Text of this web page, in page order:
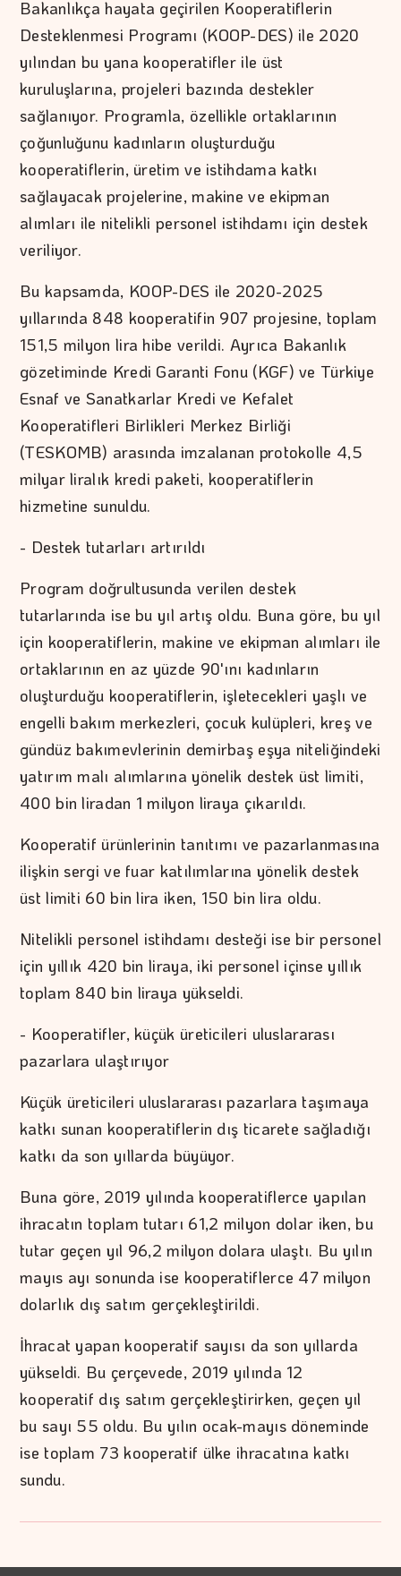
Bakanlıkça hayata geçirilen Kooperatiflerin
Desteklenmesi Programı (KOOP-DES) ile 2020
yılından bu yana kooperatifler ile üst
kuruluşlarına, projeleri bazında destekler
sağlanıyor. Programla, özellikle ortaklarının
çoğunluğunu kadınların oluşturduğu
kooperatiflerin, üretim ve istihdama katkı
sağlayacak projelerine, makine ve ekipman
alımları ile nitelikli personel istihdamı için destek
veriliyor.
Bu kapsamda, KOOP-DES ile 2020-2025
yıllarında 848 kooperatifin 907 projesine, toplam
151,5 milyon lira hibe verildi. Ayrıca Bakanlık
gözetiminde Kredi Garanti Fonu (KGF) ve Türkiye
Esnaf ve Sanatkarlar Kredi ve Kefalet
Kooperatifleri Birlikleri Merkez Birliği
(TESKOMB) arasında imzalanan protokolle 4,5
milyar liralık kredi paketi, kooperatiflerin
hizmetine sunuldu.
- Destek tutarları artırıldı
Program doğrultusunda verilen destek
tutarlarında ise bu yıl artış oldu. Buna göre, bu yıl
için kooperatiflerin, makine ve ekipman alımları ile
ortaklarının en az yüzde 90'ını kadınların
oluşturduğu kooperatiflerin, işletecekleri yaşlı ve
engelli bakım merkezleri, çocuk kulüpleri, kreş ve
gündüz bakımevlerinin demirbaş eşya niteliğindeki
yatırım malı alımlarına yönelik destek üst limiti,
400 bin liradan 1 milyon liraya çıkarıldı.
Kooperatif ürünlerinin tanıtımı ve pazarlanmasına
ilişkin sergi ve fuar katılımlarına yönelik destek
üst limiti 60 bin lira iken, 150 bin lira oldu.
Nitelikli personel istihdamı desteği ise bir personel
için yıllık 420 bin liraya, iki personel içinse yıllık
toplam 840 bin liraya yükseldi.
- Kooperatifler, küçük üreticileri uluslararası
pazarlara ulaştırıyor
Küçük üreticileri uluslararası pazarlara taşımaya
katkı sunan kooperatiflerin dış ticarete sağladığı
katkı da son yıllarda büyüyor.
Buna göre, 2019 yılında kooperatiflerce yapılan
ihracatın toplam tutarı 61,2 milyon dolar iken, bu
tutar geçen yıl 96,2 milyon dolara ulaştı. Bu yılın
mayıs ayı sonunda ise kooperatiflerce 47 milyon
dolarlık dış satım gerçekleştirildi.
İhracat yapan kooperatif sayısı da son yıllarda
yükseldi. Bu çerçevede, 2019 yılında 12
kooperatif dış satım gerçekleştirirken, geçen yıl
bu sayı 55 oldu. Bu yılın ocak-mayıs döneminde
ise toplam 73 kooperatif ülke ihracatına katkı
sundu.